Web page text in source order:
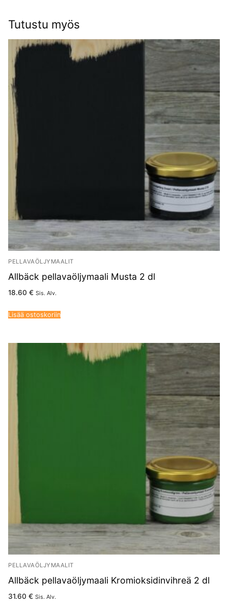
Tutustu myös
PELLAVAÖLJYMAALIT
Allbäck pellavaöljymaali Musta 2 dl
18.60 € Sis. Alv.
Lisää ostoskoriin
PELLAVAÖLJYMAALIT
Allbäck pellavaöljymaali Kromioksidinvihreä 2 dl
31.60 € Sis. Alv.